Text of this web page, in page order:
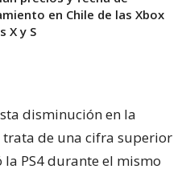
en Chile de las Xbox
X y S
disminución en la
de una cifra superior
PS4 durante el mismo